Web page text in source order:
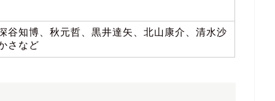
谷知博、秋元哲、黒井達矢、北山康介、清水沙
さなど